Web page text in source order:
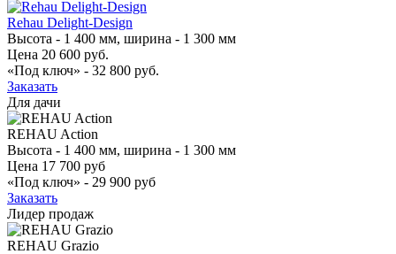
Rehau Delight-Design
Высота - 1 400 мм, ширина - 1 300 мм
Цена 20 600 руб.
«Под ключ» - 32 800 руб.
Заказать
Для дачи
REHAU Action
Высота - 1 400 мм, ширина - 1 300 мм
Цена 17 700 руб
«Под ключ» - 29 900 руб
Заказать
Лидер продаж
REHAU Grazio